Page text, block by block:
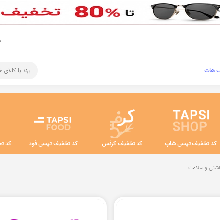
هات برند یا
کد تخفیف تپسی شاپ کد تخفیف کرفس کد تخفیف تپسی فود کد
و سلامت